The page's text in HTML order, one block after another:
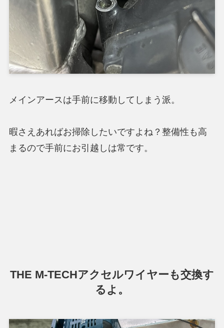
メインアースは手前に移動してしまう派。
暇さえあればお掃除したいですよね？整備性も高
まるので手前にお引越しは常です。
THE M-TECHアクセルワイヤーも交換す
るよ。